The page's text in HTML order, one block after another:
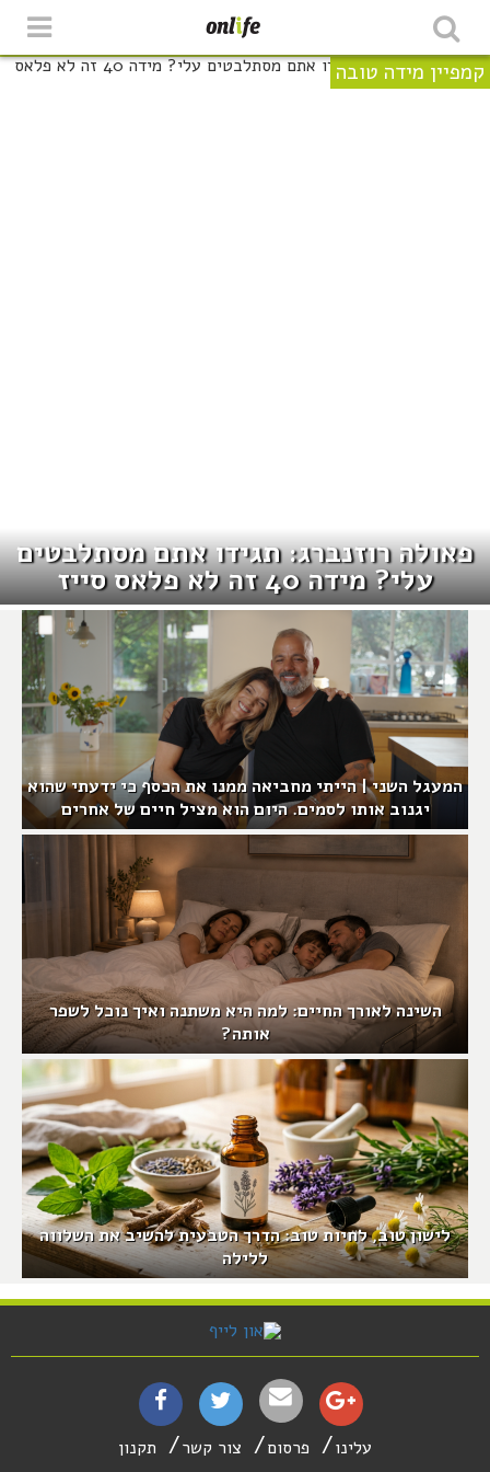
קמפיין מידה טובה
פאולה רוזנברג: תגידו אתם מסתלבטים
עלי? מידה 40 זה לא פלאס סייז
המעגל השני | הייתי מחביאה ממנו את הכסף כי ידעתי שהוא
יגנוב אותו לסמים. היום הוא מציל חיים של אחרים
השינה לאורך החיים: למה היא משתנה ואיך נוכל לשפר
אותה?
לישון טוב, לחיות טוב: הדרך הטבעית להשיב את השלווה
ללילה
עלינו פרסום צור קשר תקנון